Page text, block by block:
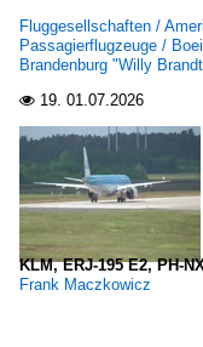
Fluggesellschaften /
Passagierflugzeuge /
Brandenburg "Willy
 19. 01.07.2026
KLM, ERJ-195 E2, PH-
Frank Maczkowicz